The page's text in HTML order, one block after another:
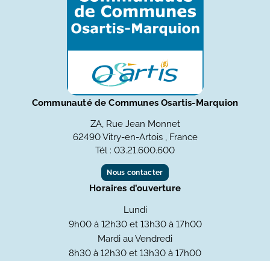
Communauté de Communes Osartis-Marquion
ZA, Rue Jean Monnet
62490 Vitry-en-Artois , France
Tél : 03.21.600.600
Nous contacter
Horaires d’ouverture
Lundi
9h00 à 12h30 et 13h30 à 17h00
Mardi au Vendredi
8h30 à 12h30 et 13h30 à 17h00